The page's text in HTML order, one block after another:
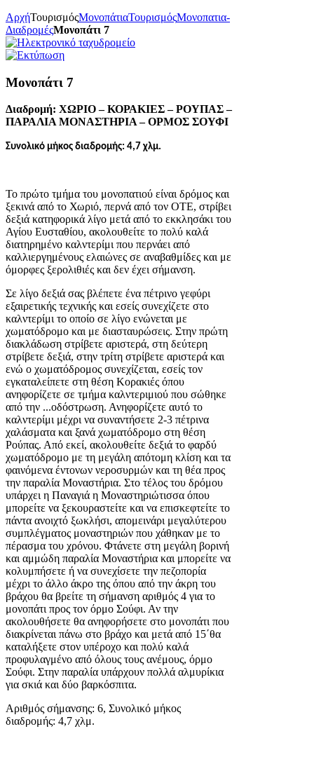
ΑρχήΤουρισμόςΜονοπάτιαΤουρισμόςΜονοπατια-
ΔιαδρομέςΜονοπάτι 7
Μονοπάτι 7
Διαδρομή: ΧΩΡΙΟ – ΚΟΡΑΚΙΕΣ – ΡΟΥΠΑΣ –
ΠΑΡΑΛΙΑ ΜΟΝΑΣΤΗΡΙΑ – ΟΡΜΟΣ ΣΟΥΦΙ
Συνολικό μήκος διαδρομής: 4,7 χλμ.
Το πρώτο τμήμα του μονοπατιού είναι δρόμος και
ξεκινά από το Χωριό, περνά από τον ΟΤΕ, στρίβει
δεξιά κατηφορικά λίγο μετά από το εκκλησάκι του
Αγίου Ευσταθίου, ακολουθείτε το πολύ καλά
διατηρημένο καλντερίμι που περνάει από
καλλιεργημένους ελαιώνες σε αναβαθμίδες και με
όμορφες ξερολιθιές και δεν έχει σήμανση.
Σε λίγο δεξιά σας βλέπετε ένα πέτρινο γεφύρι
εξαιρετικής τεχνικής και εσείς συνεχίζετε στο
καλντερίμι το οποίο σε λίγο ενώνεται με
χωματόδρομο και με διασταυρώσεις. Στην πρώτη
διακλάδωση στρίβετε αριστερά, στη δεύτερη
στρίβετε δεξιά, στην τρίτη στρίβετε αριστερά και
ενώ ο χωματόδρομος συνεχίζεται, εσείς τον
εγκαταλείπετε στη θέση Κορακιές όπου
ανηφορίζετε σε τμήμα καλντεριμιού που σώθηκε
από την ...οδόστρωση. Ανηφορίζετε αυτό το
καλντερίμι μέχρι να συναντήσετε 2-3 πέτρινα
χαλάσματα και ξανά χωματόδρομο στη θέση
Ρούπας. Από εκεί, ακολουθείτε δεξιά το φαρδύ
χωματόδρομο με τη μεγάλη απότομη κλίση και τα
φαινόμενα έντονων νεροσυρμών και τη θέα προς
την παραλία Μοναστήρια. Στο τέλος του δρόμου
υπάρχει η Παναγιά η Μοναστηριώτισσα όπου
μπορείτε να ξεκουραστείτε και να επισκεφτείτε το
πάντα ανοιχτό ξωκλήσι, απομεινάρι μεγαλύτερου
συμπλέγματος μοναστηριών που χάθηκαν με το
πέρασμα του χρόνου. Φτάνετε στη μεγάλη βορινή
και αμμώδη παραλία Μοναστήρια και μπορείτε να
κολυμπήσετε ή να συνεχίσετε την πεζοπορία
μέχρι το άλλο άκρο της όπου από την άκρη του
βράχου θα βρείτε τη σήμανση αριθμός 4 για το
μονοπάτι προς τον όρμο Σούφι. Αν την
ακολουθήσετε θα ανηφορήσετε στο μονοπάτι που
διακρίνεται πάνω στο βράχο και μετά από 15΄θα
καταλήξετε στον υπέροχο και πολύ καλά
προφυλαγμένο από όλους τους ανέμους, όρμο
Σούφι. Στην παραλία υπάρχουν πολλά αλμυρίκια
για σκιά και δύο βαρκόσπιτα.
Αριθμός σήμανσης: 6, Συνολικό μήκος
διαδρομής: 4,7 χλμ.